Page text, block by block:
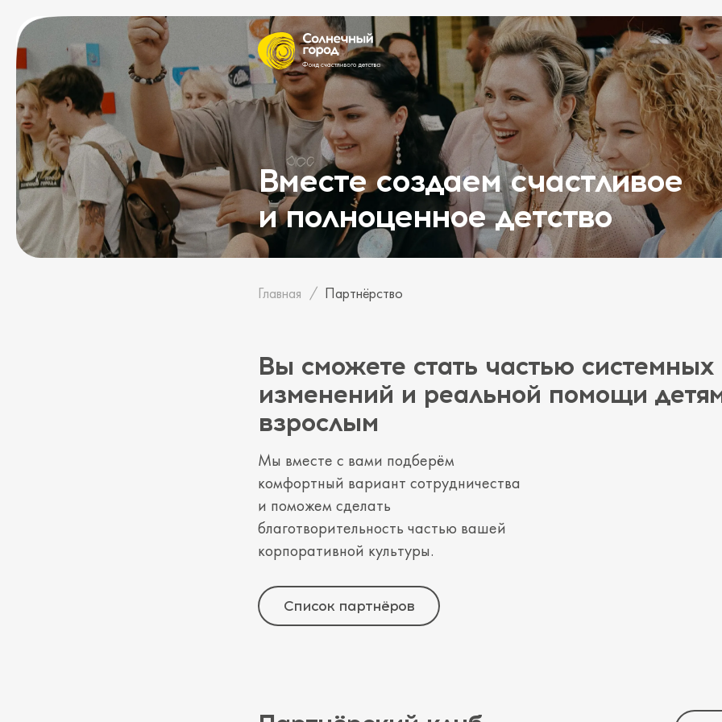
Вместе создаем счастливое
и полноценное детство
Главная Партнёрство
Вы сможете стать частью системных
изменений и реальной помощи
взрослым
Мы вместе с вами подберём
комфортный вариант сотрудничества
и поможем сделать
благотворительность частью вашей
корпоративной культуры.
Список партнёров